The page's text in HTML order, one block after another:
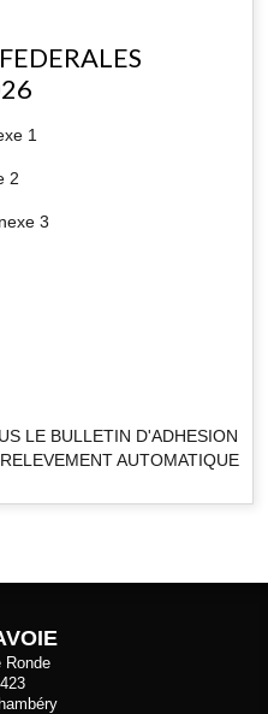
1
2
3
LE BULLETIN D'ADHESION
AUTOMATIQUE
Ronde